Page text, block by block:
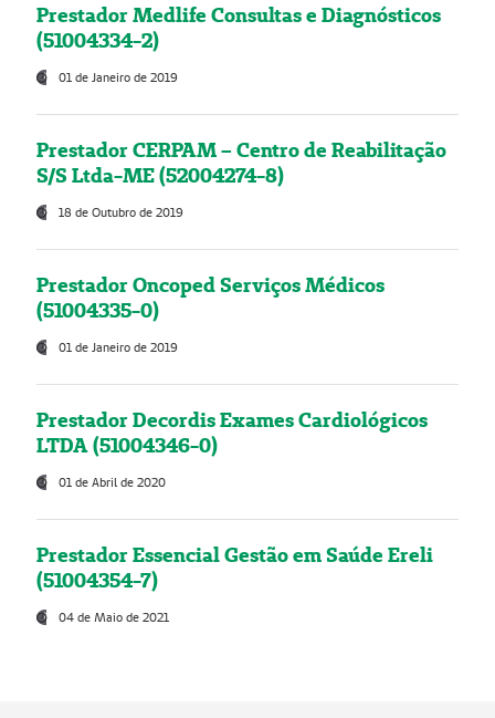
Prestador Medlife Consultas e Diagnósticos
(51004334-2)
01 de Janeiro de 2019
Prestador CERPAM – Centro de Reabilitação
S/S Ltda-ME (52004274-8)
18 de Outubro de 2019
Prestador Oncoped Serviços Médicos
(51004335-0)
01 de Janeiro de 2019
Prestador Decordis Exames Cardiológicos
LTDA (51004346-0)
01 de Abril de 2020
Prestador Essencial Gestão em Saúde Ereli
(51004354-7)
04 de Maio de 2021